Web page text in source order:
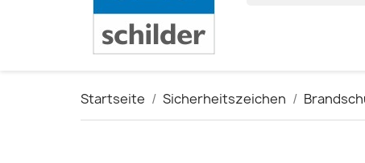
Startseite Sicherheitszeichen